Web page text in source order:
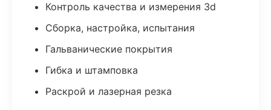
Контроль качества и измерения 3d
Сборка, настройка, испытания
Гальванические покрытия
Гибка и штамповка
Раскрой и лазерная резка